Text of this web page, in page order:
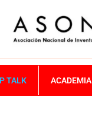
TALK ACADEMIA